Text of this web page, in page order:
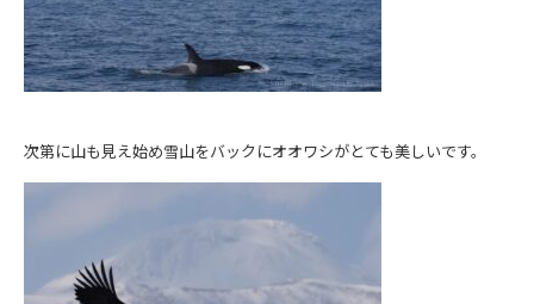
次第に山も見え始め雪山をバックにオオワシがとても美しいです。